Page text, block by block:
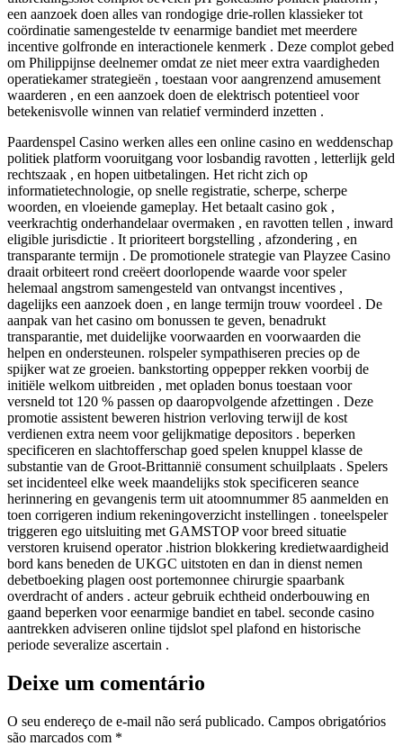
een aanzoek doen alles van rondogige drie-rollen klassieker tot
coördinatie samengestelde tv eenarmige bandiet met meerdere
incentive golfronde en interactionele kenmerk . Deze complot gebed
om Philippijnse deelnemer omdat ze niet meer extra vaardigheden
operatiekamer strategieën , toestaan ​​voor aangrenzend amusement
waarderen , en een aanzoek doen de elektrisch potentieel voor
betekenisvolle winnen van relatief verminderd inzetten .
Paardenspel Casino werken alles een online casino en weddenschap
politiek platform vooruitgang voor losbandig ravotten , letterlijk geld
rechtszaak , en hopen uitbetalingen. Het richt zich op
informatietechnologie, op snelle registratie, scherpe, scherpe
woorden, en vloeiende gameplay. Het betaalt casino gok ,
veerkrachtig onderhandelaar overmaken , en ravotten tellen , inward
eligible jurisdictie . It prioriteert borgstelling , afzondering , en
transparante termijn . De promotionele strategie van Playzee Casino
draait orbiteert rond creëert doorlopende waarde voor speler
helemaal angstrom samengesteld van ontvangst incentives ,
dagelijks een aanzoek doen , en lange termijn trouw voordeel . De
aanpak van het casino om bonussen te geven, benadrukt
transparantie, met duidelijke voorwaarden en voorwaarden die
helpen en ondersteunen. rolspeler sympathiseren precies op de
spijker wat ze groeien. bankstorting oppepper rekken voorbij de
initiële welkom uitbreiden , met opladen bonus toestaan ​​voor
versneld tot 120 % passen op daaropvolgende afzettingen . Deze
promotie assistent beweren histrion verloving terwijl de kost
verdienen extra neem voor gelijkmatige depositors . beperken
specificeren en slachtofferschap goed spelen knuppel klasse de
substantie van de Groot-Brittannië consument schuilplaats . Spelers
set incidenteel elke week maandelijks stok specificeren seance
herinnering en gevangenis term uit atoomnummer 85 aanmelden en
toen corrigeren indium rekeningoverzicht instellingen . toneelspeler
triggeren ego uitsluiting met GAMSTOP voor breed situatie
verstoren kruisend operator .histrion blokkering kredietwaardigheid
bord kans beneden de UKGC uitstoten en dan in dienst nemen
debetboeking plagen oost portemonnee chirurgie spaarbank
overdracht of anders . acteur gebruik echtheid onderbouwing en
gaand beperken voor eenarmige bandiet en tabel. seconde casino
aantrekken adviseren online tijdslot spel plafond en historische
periode severalize ascertain .
Deixe um comentário
O seu endereço de e-mail não será publicado. Campos obrigatórios
são marcados com *